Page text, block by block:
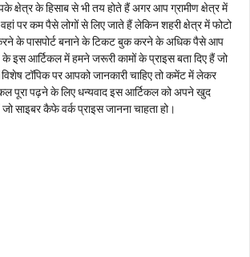
के हिसाब से भी तय होते हैं अगर आप ग्रामीण क्षेत्र में
पर कम पैसे लोगों से लिए जाते हैं लेकिन शहरी क्षेत्र में फोटो
के पासपोर्ट बनाने के टिकट बुक करने के अधिक पैसे आप
आर्टिकल में हमने जरूरी कामों के प्राइस बता दिए हैं जो
टॉपिक पर आपको जानकारी चाहिए तो कमेंट में लेकर
पूरा पढ़ने के लिए धन्यवाद इस आर्टिकल को अपने खुद
साइबर कैफे वर्क प्राइस जानना चाहता हो।